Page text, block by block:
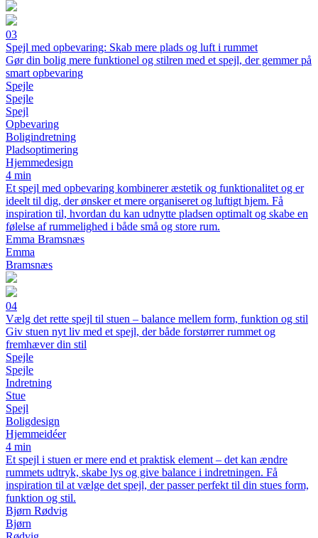
03
Spejl med opbevaring: Skab mere plads og luft i rummet
Gør din bolig mere funktionel og stilren med et spejl, der gemmer på
smart opbevaring
Spejle
Spejle
Spejl
Opbevaring
Boligindretning
Pladsoptimering
Hjemmedesign
4 min
Et spejl med opbevaring kombinerer æstetik og funktionalitet og er
ideelt til dig, der ønsker et mere organiseret og luftigt hjem. Få
inspiration til, hvordan du kan udnytte pladsen optimalt og skabe en
følelse af rummelighed i både små og store rum.
Emma Bramsnæs
Emma
Bramsnæs
04
Vælg det rette spejl til stuen – balance mellem form, funktion og stil
Giv stuen nyt liv med et spejl, der både forstørrer rummet og
fremhæver din stil
Spejle
Spejle
Indretning
Stue
Spejl
Boligdesign
Hjemmeidéer
4 min
Et spejl i stuen er mere end et praktisk element – det kan ændre
rummets udtryk, skabe lys og give balance i indretningen. Få
inspiration til at vælge det spejl, der passer perfekt til din stues form,
funktion og stil.
Bjørn Rødvig
Bjørn